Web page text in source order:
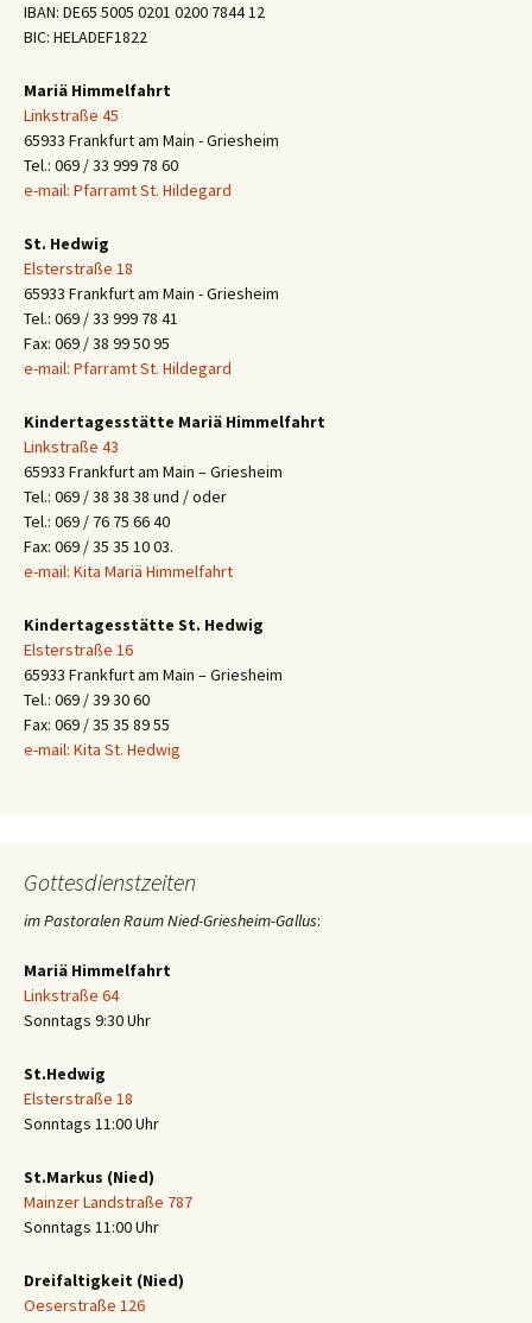
IBAN: DE65 5005 0201 0200 7844 12
BIC: HELADEF1822
Mariä Himmelfahrt
Linkstraße 45
65933 Frankfurt am Main - Griesheim
Tel.: 069 / 33 999 78 60
e-mail: Pfarramt St. Hildegard
St. Hedwig
Elsterstraße 18
65933 Frankfurt am Main - Griesheim
Tel.: 069 / 33 999 78 41
Fax: 069 / 38 99 50 95
e-mail: Pfarramt St. Hildegard
Kindertagesstätte Mariä Himmelfahrt
Linkstraße 43
65933 Frankfurt am Main – Griesheim
Tel.: 069 / 38 38 38 und / oder
Tel.: 069 / 76 75 66 40
Fax: 069 / 35 35 10 03.
e-mail: Kita Mariä Himmelfahrt
Kindertagesstätte St. Hedwig
Elsterstraße 16
65933 Frankfurt am Main – Griesheim
Tel.: 069 / 39 30 60
Fax: 069 / 35 35 89 55
e-mail: Kita St. Hedwig
Gottesdienstzeiten
im Pastoralen Raum Nied-Griesheim-Gallus:
Mariä Himmelfahrt
Linkstraße 64
Sonntags 9:30 Uhr
St.Hedwig
Elsterstraße 18
Sonntags 11:00 Uhr
St.Markus (Nied)
Mainzer Landstraße 787
Sonntags 11:00 Uhr
Dreifaltigkeit (Nied)
Oeserstraße 126